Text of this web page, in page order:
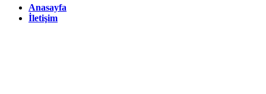
Anasayfa
İletişim